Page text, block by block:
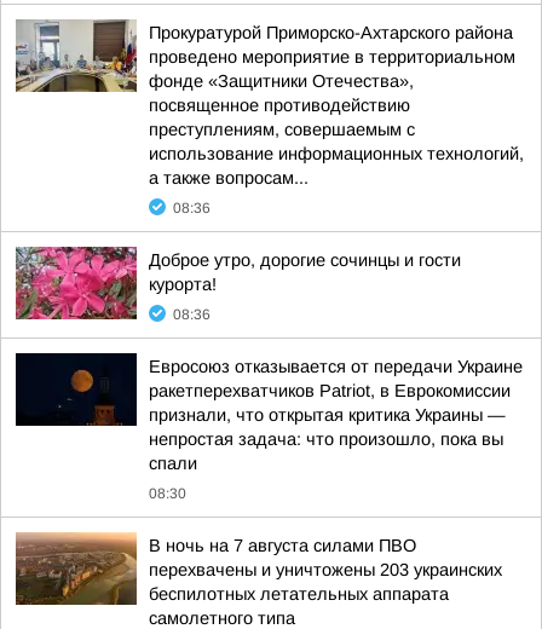
Прокуратурой Приморско-Ахтарского района
проведено мероприятие в территориальном
фонде «Защитники Отечества»,
посвященное противодействию
преступлениям, совершаемым с
использование информационных технологий,
а также вопросам...
08:36
Доброе утро, дорогие сочинцы и гости
курорта!
08:36
Евросоюз отказывается от передачи Украине
ракетперехватчиков Patriot, в Еврокомиссии
признали, что открытая критика Украины —
непростая задача: что произошло, пока вы
спали
08:30
В ночь на 7 августа силами ПВО
перехвачены и уничтожены 203 украинских
беспилотных летательных аппарата
самолетного типа